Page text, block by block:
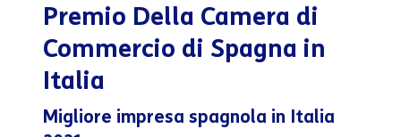
Premio Della Camera di
Commercio di Spagna in
Italia
Migliore impresa spagnola in Italia